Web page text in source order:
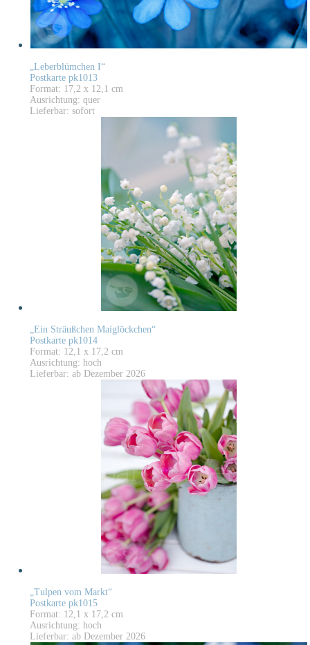
„Leberblümchen I“
Postkarte pk1013
Format: 17,2 x 12,1 cm
Ausrichtung: quer
Lieferbar: sofort
„Ein Sträußchen Maiglöckchen“
Postkarte pk1014
Format: 12,1 x 17,2 cm
Ausrichtung: hoch
Lieferbar: ab Dezember 2026
„Tulpen vom Markt“
Postkarte pk1015
Format: 12,1 x 17,2 cm
Ausrichtung: hoch
Lieferbar: ab Dezember 2026